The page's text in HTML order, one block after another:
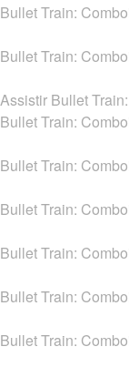
Bullet Train:
Bullet Train:
Assistir Bullet
Bullet Train:
Bullet Train:
Bullet Train:
Bullet Train:
Bullet Train:
Bullet Train: